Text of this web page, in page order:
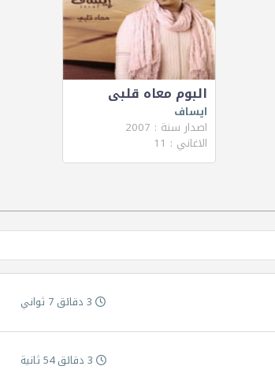
البوم معاه قلبى
ايساف
اصدار سنة : 2007
الاغاني : 11